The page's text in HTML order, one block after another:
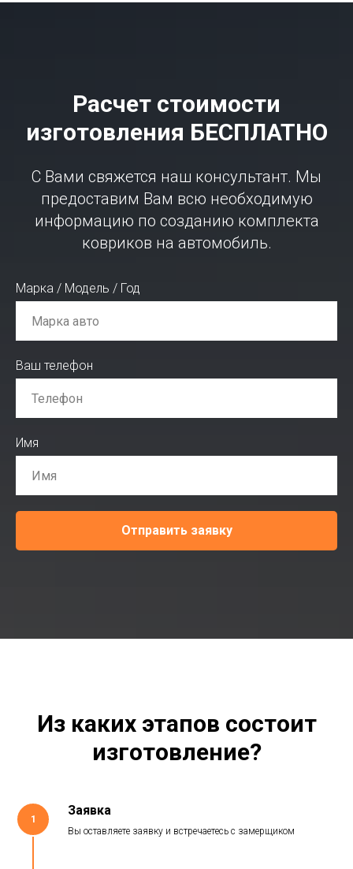
Расчет стоимости
изготовления БЕСПЛАТНО
С Вами свяжется наш консультант. Мы
предоставим Вам всю необходимую
информацию по созданию комплекта
ковриков на автомобиль.
Марка / Модель / Год
Ваш телефон
Имя
Отправить заявку
Из каких этапов состоит
изготовление?
1
Заявка
Вы оставляете заявку и встречаетесь с замерщиком